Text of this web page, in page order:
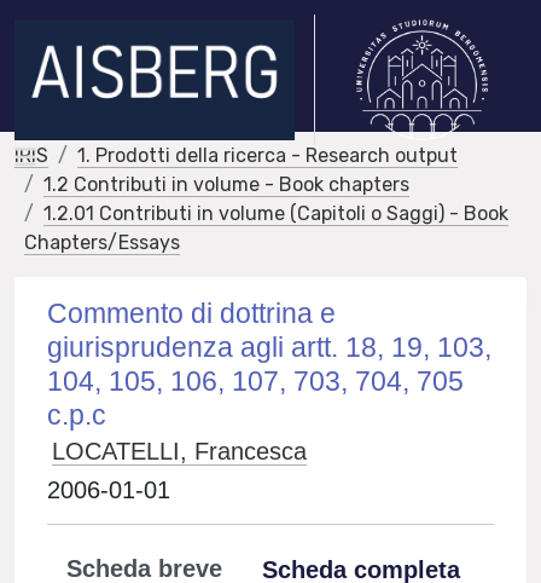
IRIS
1. Prodotti della ricerca - Research output
1.2 Contributi in volume - Book chapters
1.2.01 Contributi in volume (Capitoli o Saggi) - Book
Chapters/Essays
Commento di dottrina e
giurisprudenza agli artt. 18, 19, 103,
104, 105, 106, 107, 703, 704, 705
c.p.c
LOCATELLI, Francesca
2006-01-01
Scheda breve
Scheda completa